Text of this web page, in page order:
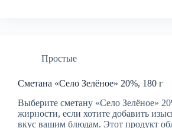
Простые
Сметана «Село Зелёное» 20%, 180 г
Выберите сметану «Село Зелёное»
жирности, если хотите добавить
вкус вашим блюдам. Этот продукт